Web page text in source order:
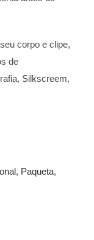
corpo e clipe,
de
Silkscreem,
, Paqueta,